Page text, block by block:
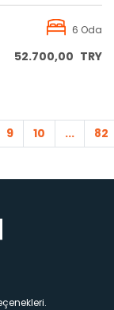
6 Oda
52.700,00 TRY
9 10 ... 82